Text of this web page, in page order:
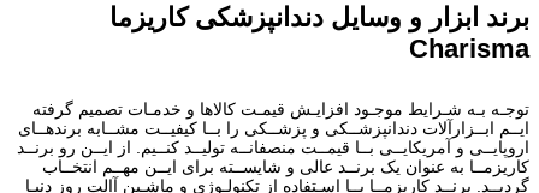
برند ابزار و وسایل دندانپزشکی کاریزما
Charisma
توجـه بـه شـرایط موجـود افزایـش قیمـت کالاها و خدمـات تصمیم گرفته
ایــم ابــزارآلات دندانپزشــکی و پزشــکی را بــا کیفیــت مشــابه برندهــای
اروپایــی و آمریکایــی بــا قیمــت منصفانــه تولیــد کنــیم. از ایــن رو برنــد
کاریزمــا به عنوان یک برنــد عالی و شایســته برای ایــن مهــم انتخــاب
گردیــد. برنــد کاریزمــا بــا اسـتفاده از تکنولـوژی و ماشـین آالت روز دنیـا